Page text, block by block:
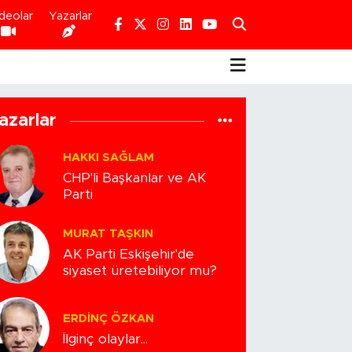
Yazarlar
HAKKI SAĞLAM
CHP'li Başkanlar ve AK
Parti
MURAT TAŞKIN
AK Parti Eskişehir'de
siyaset üretebiliyor mu?
ERDINÇ ÖZKAN
İlginç olaylar...